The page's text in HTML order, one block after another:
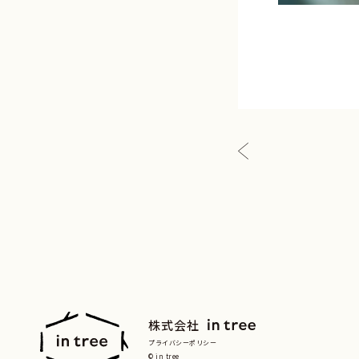
株式会社
プライバシーポリシー
© in tree